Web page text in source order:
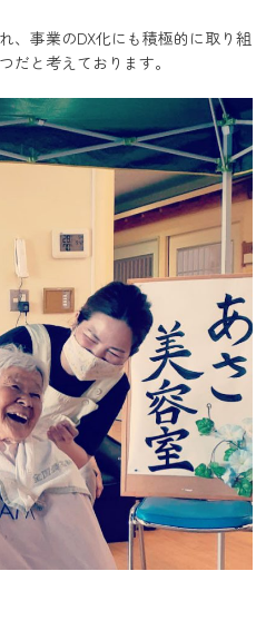
、事業のDX化にも積極的に取り組
だと考えております。